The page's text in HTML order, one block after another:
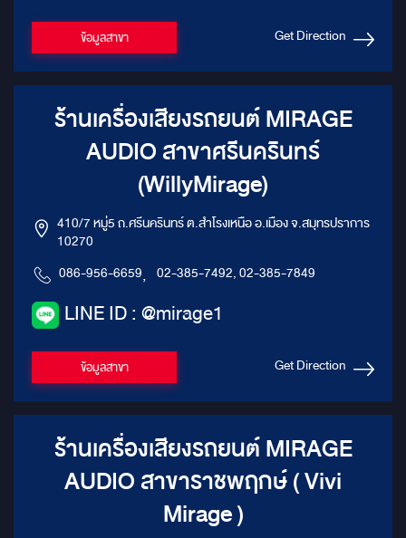
ข้อมูลสาขา Get Direction
ร้านเครื่องเสียงรถยนต์ MIRAGE
AUDIO สาขาศรีนครินทร์
(WillyMirage)
410/7 หมู่5 ถ.ศรีนครินทร์ ต.สำโรงเหนือ อ.เมือง จ.สมุทรปราการ
10270
086-956-6659, 02-385-7492, 02-385-7849
LINE ID : @mirage1
ข้อมูลสาขา Get Direction
ร้านเครื่องเสียงรถยนต์ MIRAGE
AUDIO สาขาราชพฤกษ์ ( Vivi
Mirage )